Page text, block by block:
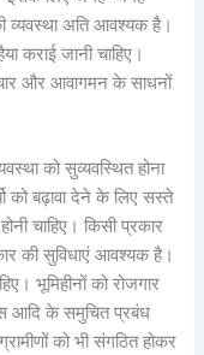
व्यवस्था अति आवश्यक है।
कराई जानी चाहिए।
और आवागमन के साधनों
को सुव्यवस्थित होना
को बढ़ावा देने के लिए सस्ते
चाहिए। किसी प्रकार
की सुविधाएं आवश्यक है।
भूमिहीनों को रोजगार
आदि के समुचित प्रबंध
को भी संगठित होकर